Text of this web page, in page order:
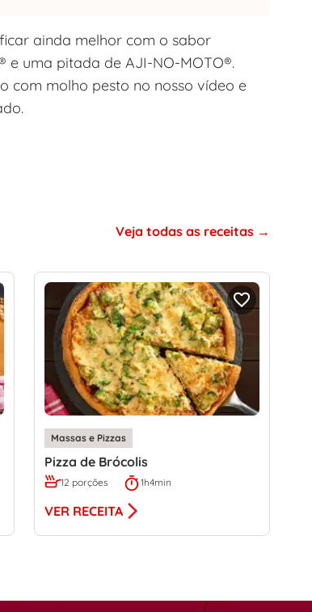
ainda melhor com o sabor
e uma pitada de AJI-NO-MOTO®.
com molho pesto no nosso vídeo e
Veja todas as receitas
Massas e Pizzas
Pizza de Brócolis
12 porções 1h4min
VER RECEITA